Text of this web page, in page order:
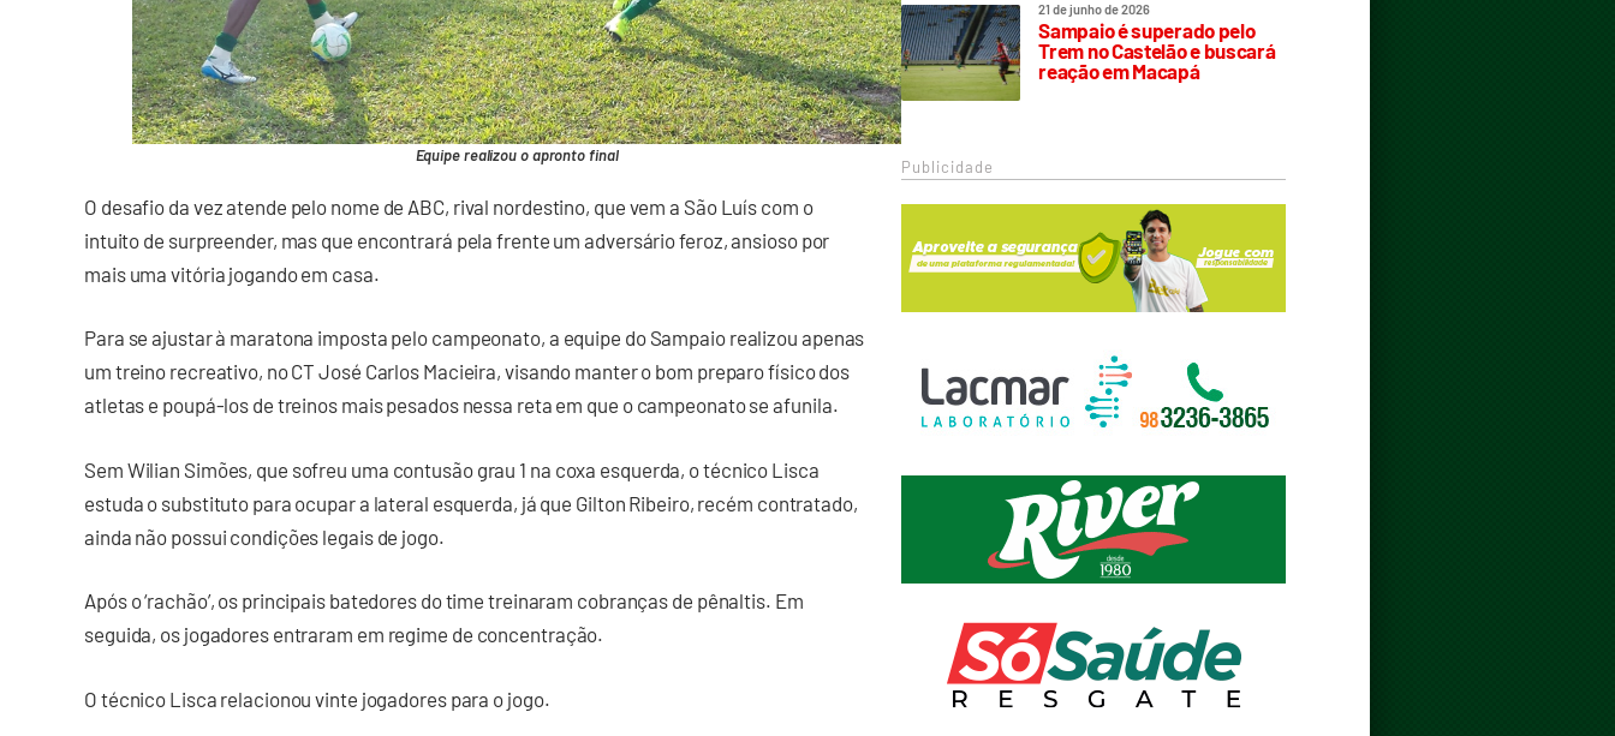
Equipe realizou o apronto final
O desafio da vez atende pelo nome de ABC, rival nordestino, que vem a São Luís com o
intuito de surpreender, mas que encontrará pela frente um adversário feroz, ansioso por
mais uma vitória jogando em casa.
Para se ajustar à maratona imposta pelo campeonato, a equipe do Sampaio realizou apenas
um treino recreativo, no CT José Carlos Macieira, visando manter o bom preparo físico dos
atletas e poupá-los de treinos mais pesados nessa reta em que o campeonato se afunila.
Sem Wilian Simões, que sofreu uma contusão grau 1 na coxa esquerda, o técnico Lisca
estuda o substituto para ocupar a lateral esquerda, já que Gilton Ribeiro, recém contratado,
ainda não possui condições legais de jogo.
Após o ‘rachão’, os principais batedores do time treinaram cobranças de pênaltis. Em
seguida, os jogadores entraram em regime de concentração.
O técnico Lisca relacionou vinte jogadores para o jogo.
21 de junho de 2026
Sampaio é superado pelo
Trem no Castelão e buscará
reação em Macapá
Publicidade